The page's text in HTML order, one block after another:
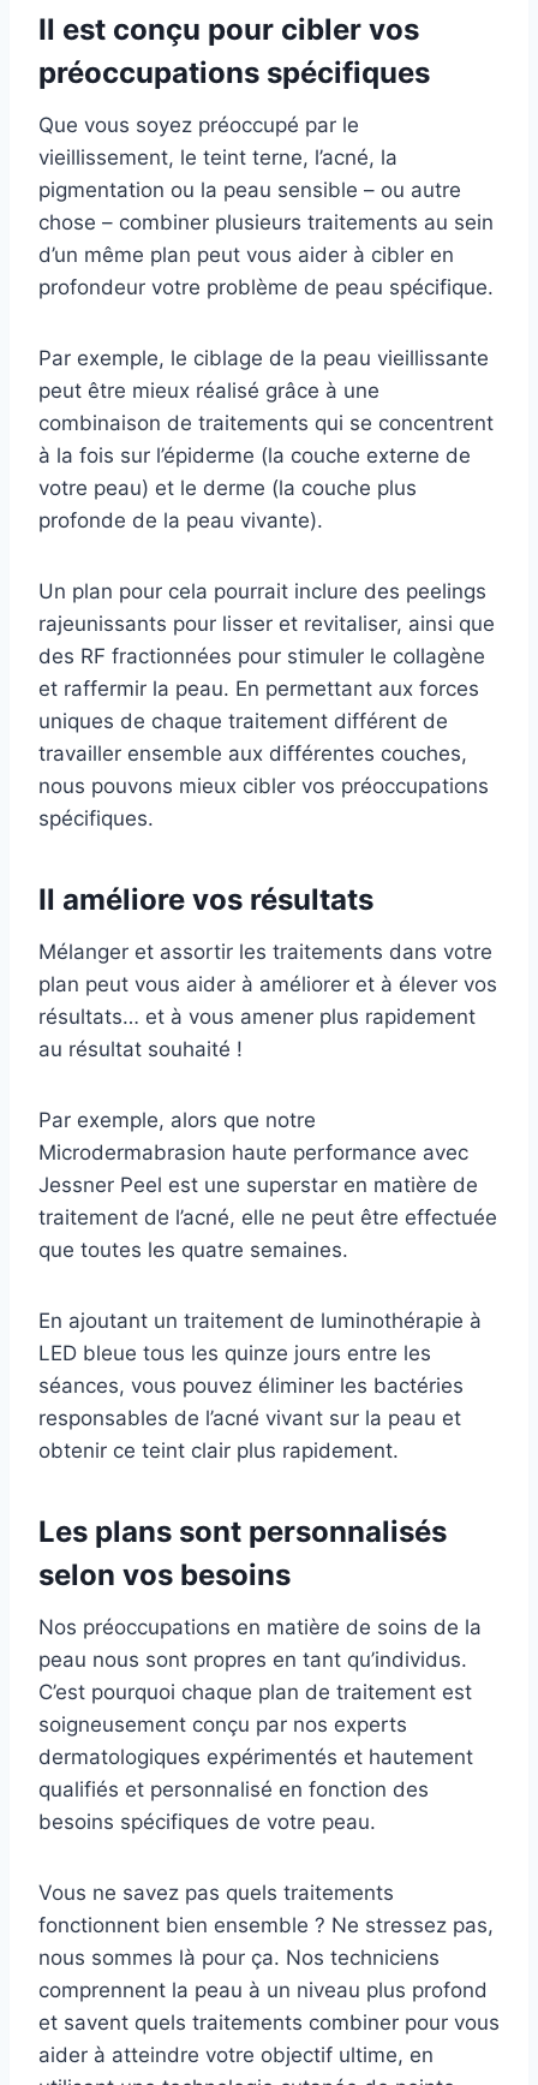
Il est conçu pour cibler vos
préoccupations spécifiques
Que vous soyez préoccupé par le
vieillissement, le teint terne, l’acné, la
pigmentation ou la peau sensible – ou autre
chose – combiner plusieurs traitements au sein
d’un même plan peut vous aider à cibler en
profondeur votre problème de peau spécifique.
Par exemple, le ciblage de la peau vieillissante
peut être mieux réalisé grâce à une
combinaison de traitements qui se concentrent
à la fois sur l’épiderme (la couche externe de
votre peau) et le derme (la couche plus
profonde de la peau vivante).
Un plan pour cela pourrait inclure des peelings
rajeunissants pour lisser et revitaliser, ainsi que
des RF fractionnées pour stimuler le collagène
et raffermir la peau. En permettant aux forces
uniques de chaque traitement différent de
travailler ensemble aux différentes couches,
nous pouvons mieux cibler vos préoccupations
spécifiques.
Il améliore vos résultats
Mélanger et assortir les traitements dans votre
plan peut vous aider à améliorer et à élever vos
résultats… et à vous amener plus rapidement
au résultat souhaité !
Par exemple, alors que notre
Microdermabrasion haute performance avec
Jessner Peel est une superstar en matière de
traitement de l’acné, elle ne peut être effectuée
que toutes les quatre semaines.
En ajoutant un traitement de luminothérapie à
LED bleue tous les quinze jours entre les
séances, vous pouvez éliminer les bactéries
responsables de l’acné vivant sur la peau et
obtenir ce teint clair plus rapidement.
Les plans sont personnalisés
selon vos besoins
Nos préoccupations en matière de soins de la
peau nous sont propres en tant qu’individus.
C’est pourquoi chaque plan de traitement est
soigneusement conçu par nos experts
dermatologiques expérimentés et hautement
qualifiés et personnalisé en fonction des
besoins spécifiques de votre peau.
Vous ne savez pas quels traitements
fonctionnent bien ensemble ? Ne stressez pas,
nous sommes là pour ça. Nos techniciens
comprennent la peau à un niveau plus profond
et savent quels traitements combiner pour vous
aider à atteindre votre objectif ultime, en